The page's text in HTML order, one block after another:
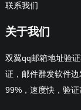
联系我们
关于我们
双翼qq邮箱地址验
证，邮件群发软件
99%，速度快，验证